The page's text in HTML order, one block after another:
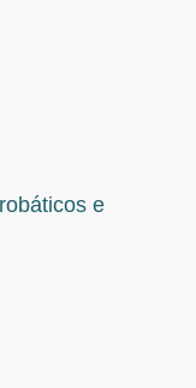
e